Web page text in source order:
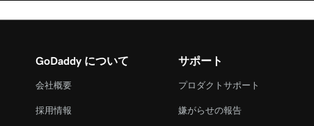
GoDaddy について
会社概要
採用情報
サポート
プロダクトサポート
嫌がらせの報告